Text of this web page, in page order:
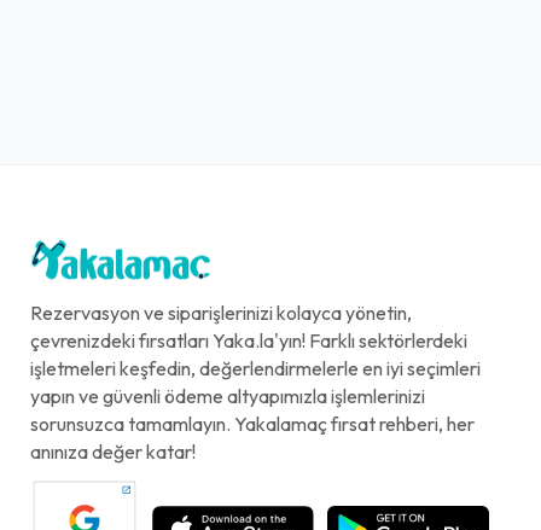
Rezervasyon ve siparişlerinizi kolayca yönetin,
çevrenizdeki fırsatları Yaka.la'yın! Farklı sektörlerdeki
işletmeleri keşfedin, değerlendirmelerle en iyi seçimleri
yapın ve güvenli ödeme altyapımızla işlemlerinizi
sorunsuzca tamamlayın. Yakalamaç fırsat rehberi, her
anınıza değer katar!